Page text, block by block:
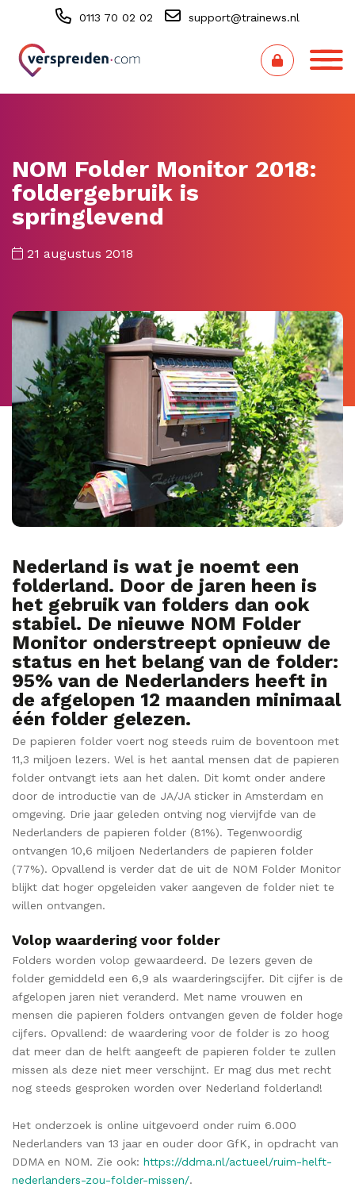
0113 70 02 02 support@trainews.nl
NOM Folder Monitor 2018:
foldergebruik is
springlevend
21 augustus 2018
Nederland is wat je noemt een
folderland. Door de jaren heen is
het gebruik van folders dan ook
stabiel. De nieuwe NOM Folder
Monitor onderstreept opnieuw de
status en het belang van de folder:
95% van de Nederlanders heeft in
de afgelopen 12 maanden minimaal
één folder gelezen.
De papieren folder voert nog steeds ruim de boventoon met
11,3 miljoen lezers. Wel is het aantal mensen dat de papieren
folder ontvangt iets aan het dalen. Dit komt onder andere
door de introductie van de JA/JA sticker in Amsterdam en
omgeving. Drie jaar geleden ontving nog viervijfde van de
Nederlanders de papieren folder (81%). Tegenwoordig
ontvangen 10,6 miljoen Nederlanders de papieren folder
(77%). Opvallend is verder dat de uit de NOM Folder Monitor
blijkt dat hoger opgeleiden vaker aangeven de folder niet te
willen ontvangen.
Volop waardering voor folder
Folders worden volop gewaardeerd. De lezers geven de
folder gemiddeld een 6,9 als waarderingscijfer. Dit cijfer is de
afgelopen jaren niet veranderd. Met name vrouwen en
mensen die papieren folders ontvangen geven de folder hoge
cijfers. Opvallend: de waardering voor de folder is zo hoog
dat meer dan de helft aangeeft de papieren folder te zullen
missen als deze niet meer verschijnt. Er mag dus met recht
nog steeds gesproken worden over Nederland folderland!
Het onderzoek is online uitgevoerd onder ruim 6.000
Nederlanders van 13 jaar en ouder door GfK, in opdracht van
DDMA en NOM. Zie ook: https://ddma.nl/actueel/ruim-helft-
nederlanders-zou-folder-missen/.